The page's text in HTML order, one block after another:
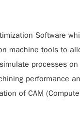
Software
machine tools to
processes
performance
of CAM